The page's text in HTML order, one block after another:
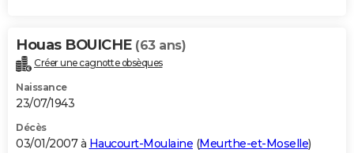
Houas BOUICHE (63 ans)
Créer une cagnotte obsèques
Naissance
23/07/1943
Décès
03/01/2007 à Haucourt-Moulaine (Meurthe-et-Moselle)